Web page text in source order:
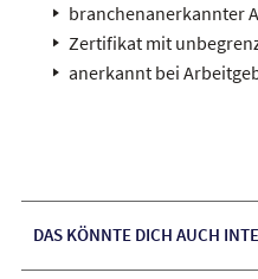
branchenanerkannter
Zertifikat mit
anerkannt bei
DAS KÖNNTE DICH AUCH